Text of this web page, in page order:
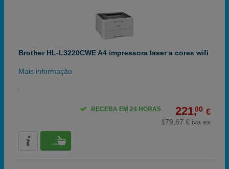
Brother HL-L3220CWE A4 impressora laser a cores wifi
Mais informação
221,00 €
179,67 € iva ex
RECEBA EM 24 HORAS